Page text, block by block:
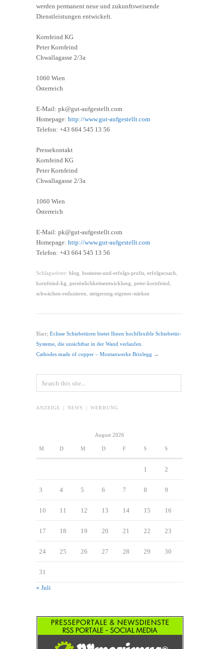
werden permanent neue und zukunftsweisende
Dienstleistungen entwickelt.
Kornfeind KG
Peter Kornfeind
Chwallagasse 2/3a
1060 Wien
Österreich
E-Mail: pk@gut-aufgestellt.com
Homepage: http://www.gut-aufgestellt.com
Telefon: +43 664 545 13 56
Pressekontakt
Kornfeind KG
Peter Kornfeind
Chwallagasse 2/3a
1060 Wien
Österreich
E-Mail: pk@gut-aufgestellt.com
Homepage: http://www.gut-aufgestellt.com
Telefon: +43 664 545 13 56
Schlagwörter: blog business-und-erfolgs-profis erfolgscoach
kornfeind-kg persönlichkeitsentwicklung peter-kornfeind
schwächen-reduzieren steigerung-eigener-stärken
$larr; Eclisse Schiebetüren bietet Ihnen hochflexible Schiebetür-
Systeme, die unsichtbar in der Wand verlaufen.
Cathodes made of copper – Montanwerke Brixlegg →
ANZEIGE | NEWS | WERBUNG
August 2026
M D M D F S S
1 2
3 4 5 6 7 8 9
10 11 12 13 14 15 16
17 18 19 20 21 22 23
24 25 26 27 28 29 30
31
« Juli